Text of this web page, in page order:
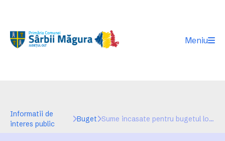
Meniu
Informatii de
interes public
Buget Sume incasate pentru bugetul local in contul unic